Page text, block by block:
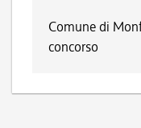
Comune di
concorso